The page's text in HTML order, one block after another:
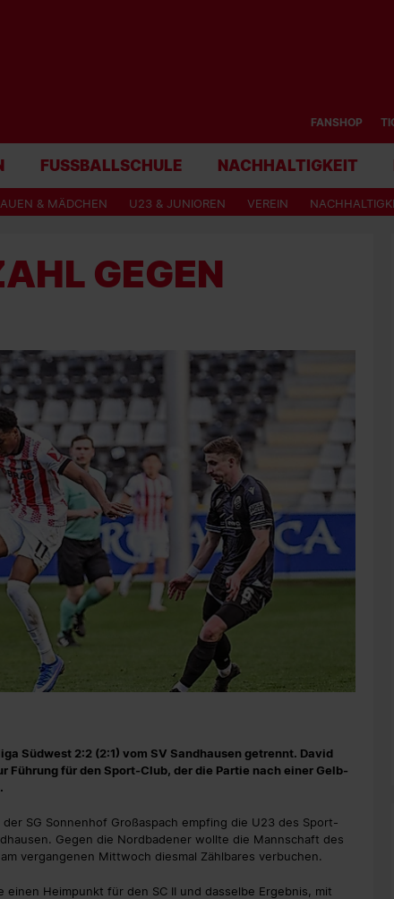
FANSHOP
FUSSBALLSCHULE NACHHALTIGKEIT
& MÄDCHEN U23 & JUNIOREN VEREIN
GEGEN
Südwest 2:2 (2:1) vom SV Sandhausen getrennt. David
für den Sport-Club, der die Partie nach einer Gelb-
SG Sonnenhof Großaspach empfing die U23 des Sport-
Gegen die Nordbadener wollte die Mannschaft des
vergangenen Mittwoch diesmal Zählbares verbuchen.
einen Heimpunkt für den SC II und dasselbe Ergebnis, mit